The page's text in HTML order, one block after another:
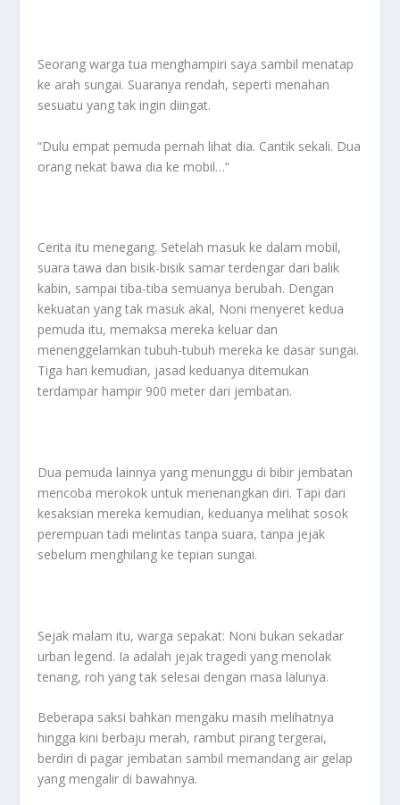
Seorang warga tua menghampiri saya sambil menatap
ke arah sungai. Suaranya rendah, seperti menahan
sesuatu yang tak ingin diingat.
“Dulu empat pemuda pernah lihat dia. Cantik sekali. Dua
orang nekat bawa dia ke mobil…”
Cerita itu menegang. Setelah masuk ke dalam mobil,
suara tawa dan bisik-bisik samar terdengar dari balik
kabin, sampai tiba-tiba semuanya berubah. Dengan
kekuatan yang tak masuk akal, Noni menyeret kedua
pemuda itu, memaksa mereka keluar dan
menenggelamkan tubuh-tubuh mereka ke dasar sungai.
Tiga hari kemudian, jasad keduanya ditemukan
terdampar hampir 900 meter dari jembatan.
Dua pemuda lainnya yang menunggu di bibir jembatan
mencoba merokok untuk menenangkan diri. Tapi dari
kesaksian mereka kemudian, keduanya melihat sosok
perempuan tadi melintas tanpa suara, tanpa jejak
sebelum menghilang ke tepian sungai.
Sejak malam itu, warga sepakat: Noni bukan sekadar
urban legend. Ia adalah jejak tragedi yang menolak
tenang, roh yang tak selesai dengan masa lalunya.
Beberapa saksi bahkan mengaku masih melihatnya
hingga kini berbaju merah, rambut pirang tergerai,
berdiri di pagar jembatan sambil memandang air gelap
yang mengalir di bawahnya.